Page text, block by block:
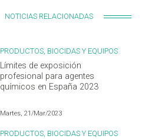
NOTICIAS RELACIONADAS
PRODUCTOS, BIOCIDAS Y EQUIPOS
Límites de exposición
profesional para agentes
químicos en España 2023
Martes, 21/Mar/2023
PRODUCTOS, BIOCIDAS Y EQUIPOS